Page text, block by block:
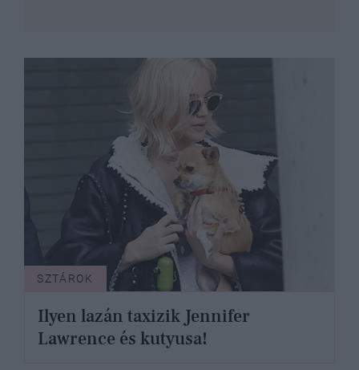
SZTÁROK
Ilyen lazán taxizik Jennifer
Lawrence és kutyusa!